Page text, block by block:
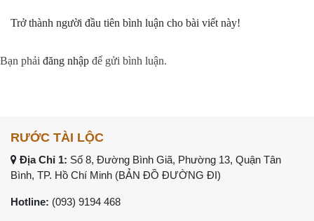
Trở thành người đầu tiên bình luận cho bài viết này!
Bạn phải đăng nhập để gửi bình luận.
RƯỚC TÀI LỘC
Địa Chỉ 1: Số 8, Đường Bình Giã, Phường 13, Quận Tân
Bình, TP. Hồ Chí Minh (BẢN ĐỒ ĐƯỜNG ĐI)
Hotline: (093) 9194 468